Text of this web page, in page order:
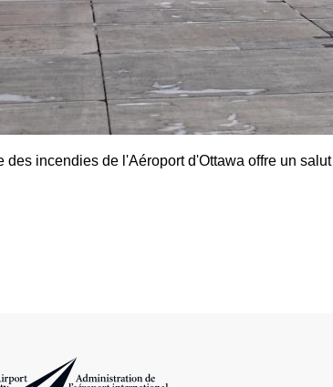
des incendies de l'Aéroport d'Ottawa offre un
de l’aéroport international d'Ottawa